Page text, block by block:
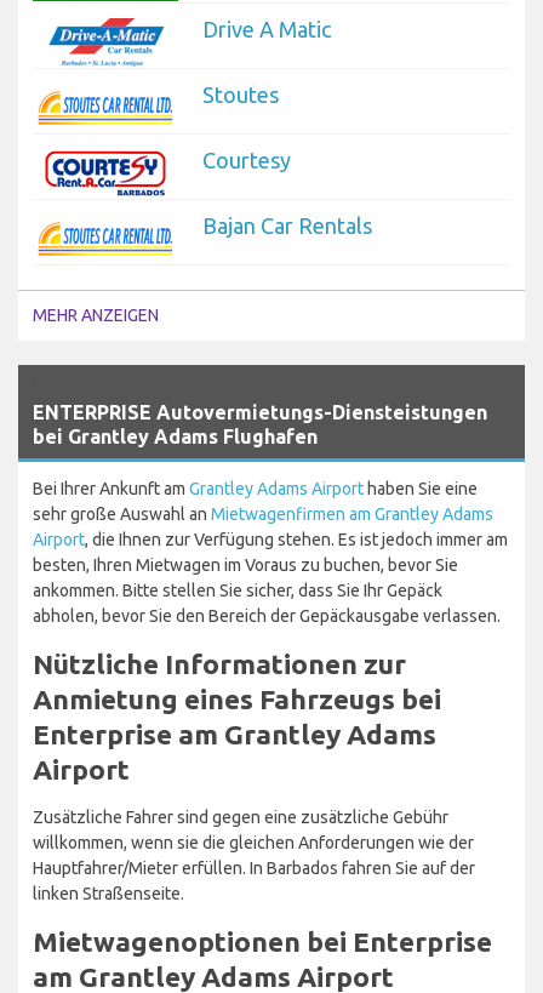
Drive A Matic
Stoutes
Courtesy
Bajan Car Rentals
MEHR ANZEIGEN
ENTERPRISE Autovermietungs-Diensteistungen
bei Grantley Adams Flughafen
Bei Ihrer Ankunft am Grantley Adams Airporthaben Sie eine
sehr große Auswahl an Mietwagenfirmen am Grantley Adams
Airport, die Ihnen zur Verfügung stehen. Es ist jedoch immer am
besten, Ihren Mietwagen im Voraus zu buchen, bevor Sie
ankommen. Bitte stellen Sie sicher, dass Sie Ihr Gepäck
abholen, bevor Sie den Bereich der Gepäckausgabe verlassen.
Nützliche Informationen zur
Anmietung eines Fahrzeugs bei
Enterprise am Grantley Adams
Airport
Zusätzliche Fahrer sind gegen eine zusätzliche Gebühr
willkommen, wenn sie die gleichen Anforderungen wie der
Hauptfahrer/Mieter erfüllen. In Barbados fahren Sie auf der
linken Straßenseite.
Mietwagenoptionen bei Enterprise
am Grantley Adams Airport